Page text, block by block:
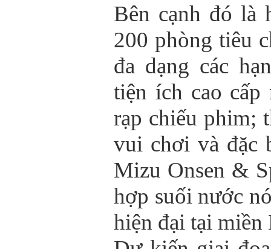
Bên cạnh đó là
200 phòng tiêu
đa dạng các
tiện ích cao cấp
rạp chiếu phim;
vui chơi và đặc
Mizu Onsen &
hợp suối nước
hiện đại tại miền